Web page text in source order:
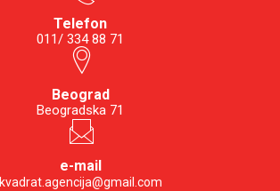
Telefon
011/ 334 88 71
Beograd
Beogradska 71
e-mail
kvadrat.agencija@gmail.com